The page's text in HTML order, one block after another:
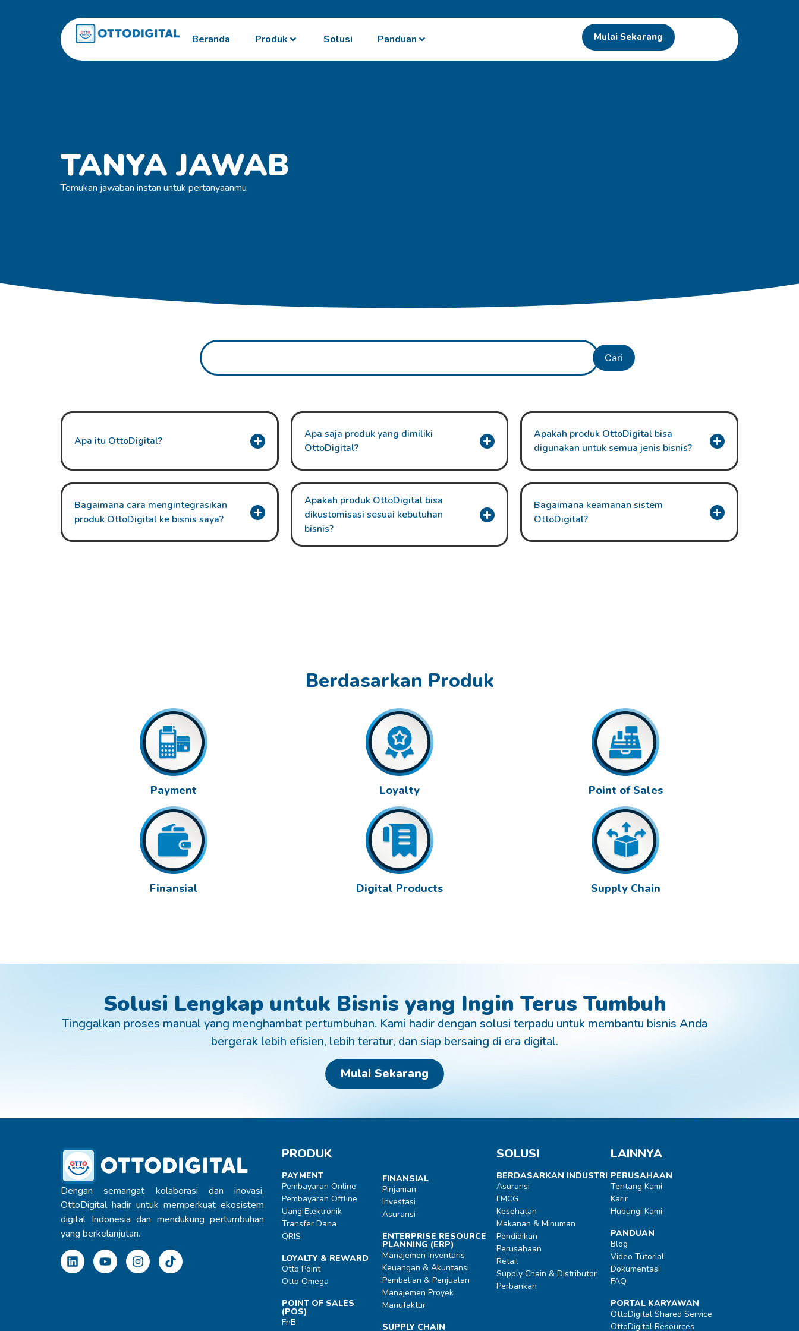
Beranda Produk Solusi Panduan Mulai Sekarang
TANYA JAWAB
Temukan jawaban instan untuk pertanyaanmu
Cari
Apa itu OttoDigital?
Apa saja produk yang dimiliki
OttoDigital?
Apakah produk OttoDigital bisa
digunakan untuk semua jenis bisnis?
Bagaimana cara mengintegrasikan
produk OttoDigital ke bisnis saya?
Apakah produk OttoDigital bisa
dikustomisasi sesuai kebutuhan
bisnis?
Bagaimana keamanan sistem
OttoDigital?
Berdasarkan Produk
Payment Loyalty Point of Sales
Finansial Digital Products Supply Chain
Solusi Lengkap untuk Bisnis yang Ingin Terus Tumbuh
Tinggalkan proses manual yang menghambat pertumbuhan. Kami hadir dengan solusi terpadu untuk membantu bisnis Anda
bergerak lebih efisien, lebih teratur, dan siap bersaing di era digital.
Mulai Sekarang
Dengan semangat kolaborasi dan inovasi,
OttoDigital hadir untuk memperkuat ekosistem
digital Indonesia dan mendukung pertumbuhan
yang berkelanjutan.
PRODUK
PAYMENT
Pembayaran Online
Pembayaran Offline
Uang Elektronik
Transfer Dana
QRIS
LOYALTY & REWARD
Otto Point
Otto Omega
POINT OF SALES
(POS)
FnB
FINANSIAL
Pinjaman
Investasi
Asuransi
ENTERPRISE RESOURCE
PLANNING (ERP)
Manajemen Inventaris
Keuangan & Akuntansi
Pembelian & Penjualan
Manajemen Proyek
Manufaktur
SUPPLY CHAIN
SOLUSI
BERDASARKAN INDUSTRI
Asuransi
FMCG
Kesehatan
Makanan & Minuman
Pendidikan
Perusahaan
Retail
Supply Chain & Distributor
Perbankan
LAINNYA
PERUSAHAAN
Tentang Kami
Karir
Hubungi Kami
PANDUAN
Blog
Video Tutorial
Dokumentasi
FAQ
PORTAL KARYAWAN
OttoDigital Shared Service
OttoDigital Resources